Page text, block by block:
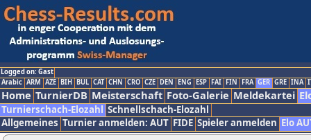
Logged on: Gast
Arabic ARM AZE BIH BUL CAT CHN CRO CZE DEN ENG ESP FAI FIN FRA GER GRE INA
Home TurnierDB Meisterschaft Foto-Galerie Meldekartei
Turnierschach-Elozahl Schnellschach-Elozahl
Allgemeines Turnier anmelden: AUT FIDE Spieler anmelden Elo